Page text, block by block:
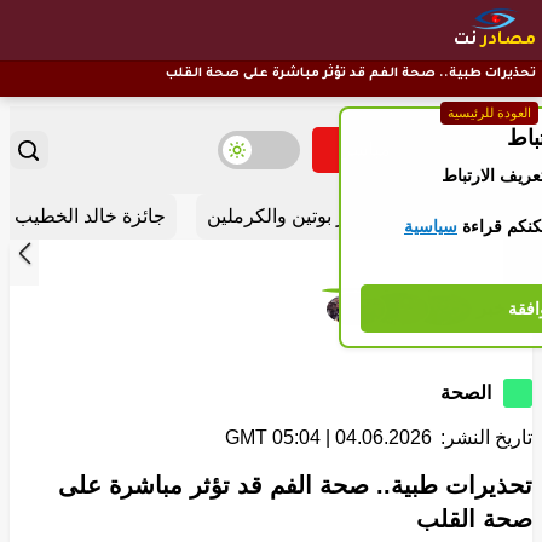
مصادرنت
العودة للرئيسية
تحذيرات طبية.. صحة الفم قد تؤثر مباشرة على صحة القلب